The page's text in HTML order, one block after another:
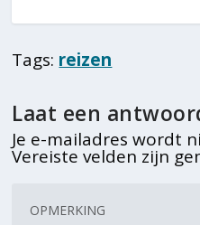
Tags: reizen
Laat een
Je e-mailadres wordt
Vereiste velden zijn